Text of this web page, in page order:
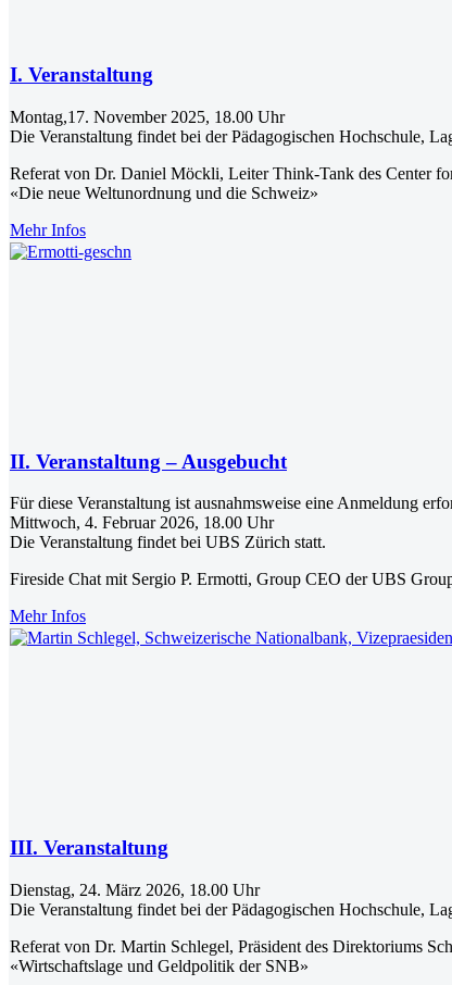
I. Veranstaltung
Montag,17. November 2025, 18.00 Uhr
Die Veranstaltung findet bei der Pädagogischen Hochschule,
Referat von Dr. Daniel Möckli, Leiter Think-Tank des Center
«Die neue Weltunordnung und die Schweiz»
Mehr Infos
II. Veranstaltung – Ausgebucht
Für diese Veranstaltung ist ausnahmsweise eine Anmeldung
Mittwoch, 4. Februar 2026, 18.00 Uhr
Die Veranstaltung findet bei UBS Zürich statt.
Fireside Chat mit Sergio P. Ermotti, Group CEO der UBS
Mehr Infos
III. Veranstaltung
Dienstag, 24. März 2026, 18.00 Uhr
Die Veranstaltung findet bei der Pädagogischen Hochschule,
Referat von Dr. Martin Schlegel, Präsident des Direktoriums
«Wirtschaftslage und Geldpolitik der SNB»